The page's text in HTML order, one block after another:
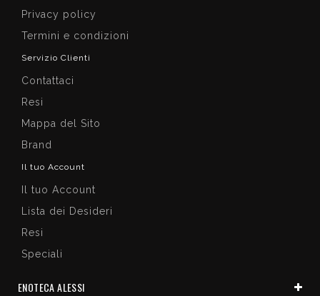
Privacy policy
Termini e condizioni
Servizio Clienti
Contattaci
Resi
Mappa del Sito
Brand
Il tuo Account
Il tuo Account
Lista dei Desideri
Resi
Speciali
ENOTECA ALESSI